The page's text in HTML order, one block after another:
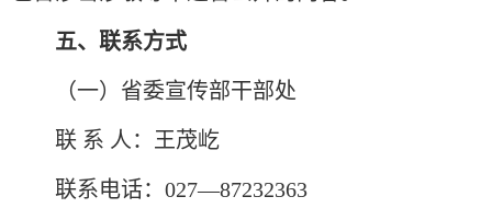
五、联系方式
（一）省委宣传部干部处
联 系 人：王茂屹
联系电话：027—87232363